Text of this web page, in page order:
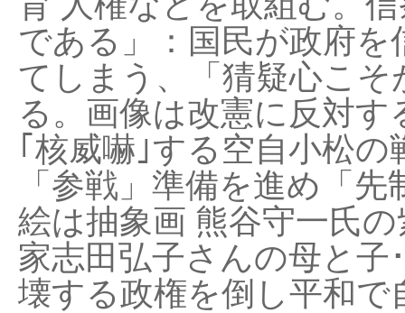
である」：国民が政府
てしまう、「猜疑心こ
る。画像は改憲に反対
｢核威嚇｣する空自小松
「参戦」準備を進め「
絵は抽象画 熊谷守一氏
家志田弘子さんの母と子
壊する政権を倒し平和